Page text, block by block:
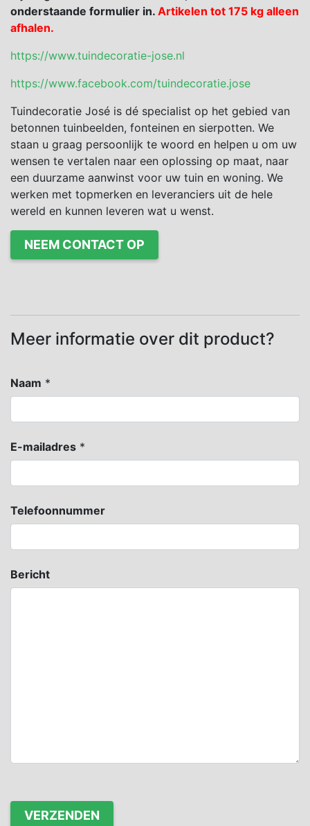
onderstaande formulier in. Artikelen tot 175 kg alleen
afhalen.
https://www.tuindecoratie-jose.nl
https://www.facebook.com/tuindecoratie.jose
Tuindecoratie José is dé specialist op het gebied van
betonnen tuinbeelden, fonteinen en sierpotten. We
staan u graag persoonlijk te woord en helpen u om uw
wensen te vertalen naar een oplossing op maat, naar
een duurzame aanwinst voor uw tuin en woning. We
werken met topmerken en leveranciers uit de hele
wereld en kunnen leveren wat u wenst.
NEEM CONTACT OP
Meer informatie over dit product?
Naam *
E-mailadres *
Telefoonnummer
Bericht